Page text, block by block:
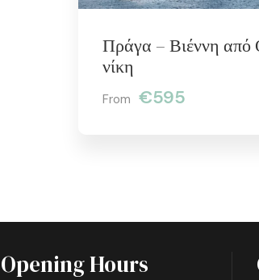
Πράγα – Βιέννη από
νίκη
From €595
Opening Hours